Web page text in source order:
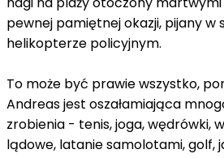
pewnej pamiętnej okazji, pijany w
helikopterze policyjnym.
To może być prawie wszystko,
Andreas jest oszałamiająca
zrobienia - tenis, joga, wędrówki,
lądowe, latanie samolotami, golf,